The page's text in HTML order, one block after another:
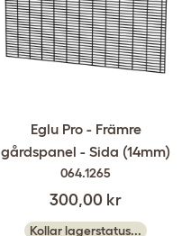
Eglu Pro - Främre
gårdspanel - Sida (14mm)
064.1265
300,00 kr
Kollar lagerstatus...